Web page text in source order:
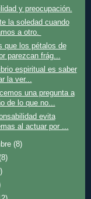
y preocupación.
la soledad cuando
a otro.
que los pétalos de
parezcan frág...
espiritual es saber
la ver...
una pregunta a
de lo que no...
evita
al actuar por ...
(8)